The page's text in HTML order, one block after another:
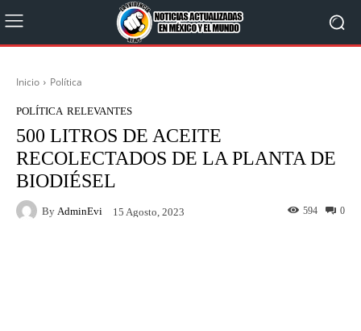
Inicio Política
POLÍTICA RELEVANTES
500 LITROS DE ACEITE
RECOLECTADOS DE LA PLANTA DE
BIODIÉSEL
By AdminEvi 15 Agosto, 2023 0
594